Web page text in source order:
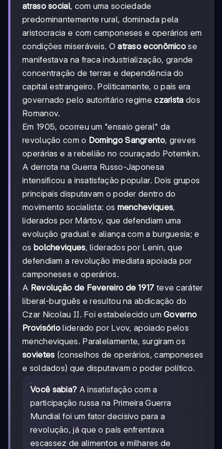
atraso social, com uma sociedade
predominantemente rural, dominada pela
aristocracia e com camponeses e operários em
condições miseráveis. Oatraso econômico se
manifestava na fraca industrialização, grande
concentração de terras e dependência do
capital estrangeiro. Politicamente, o país era
governado pelo autoritário regimeczarista dos
Romanov.
Em 1905, ocorreu um "ensaio geral" da
revolução com o Domingo Sangrento, greves
operárias e a rebelião no couraçado Potemkin.
A derrota na Guerra Russo-Japonesa
intensificou a insatisfação popular. Dois grupos
principais disputavam o poder dentro do
movimento socialista: os mencheviques,
liderados por Mártov, que defendiam uma
evolução gradual e aliança com a burguesia; e
os bolcheviques, liderados por Lenin, que
defendiam a revolução imediata apoiada por
camponeses e operários.
A Revolução de Fevereiro de 1917 teve caráter
liberal-burguês e resultou na abdicação do
Czar Nicolau II. Foi estabelecido umGoverno
Provisório liderado por Lvov, apoiado pelos
mencheviques. Paralelamente, surgiram os
sovietes (conselhos de operários, camponeses
e soldados) que disputavam o poder político.
Você sabia? A insatisfação com a
participação russa na Primeira Guerra
Mundial foi um fator decisivo para a
revolução, já que o país enfrentava
escassez de alimentos e milhares de